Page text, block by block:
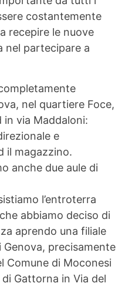
costantemente
recepire le nuove
nel partecipare a
nel quartiere Foce,
in via Maddaloni:
e
il magazzino.
anche due aule di
l’entroterra
abbiamo deciso di
aprendo una filiale
precisamente
Comune di Moconesi
Gattorna in Via del